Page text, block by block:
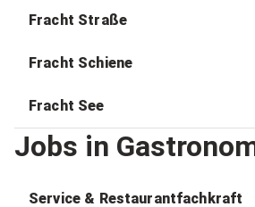
Fracht Straße
Fracht Schiene
Fracht See
Jobs in
Service & Restaurantfachkraft